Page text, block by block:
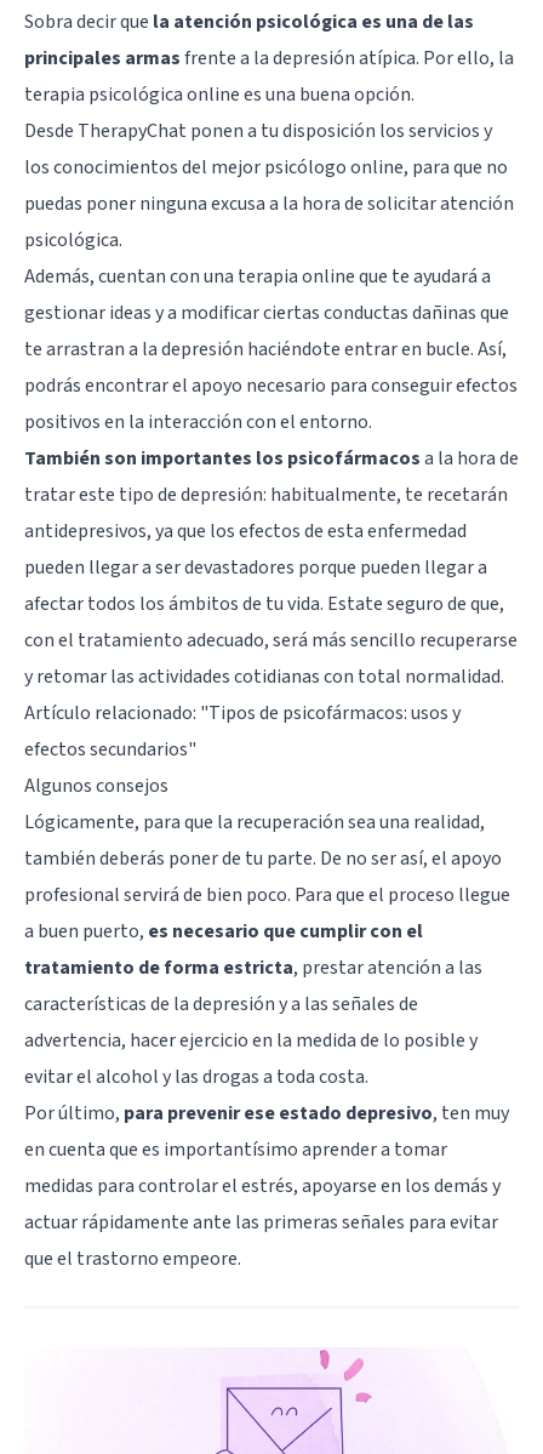
Sobra decir que la atención psicológica es una de las
principales armasfrente a la depresión atípica. Por ello, la
terapia psicológica online es una buena opción.
Desde TherapyChat ponen a tu disposición los servicios y
los conocimientos del mejor psicólogo online, para que no
puedas poner ninguna excusa a la hora de solicitar atención
psicológica.
Además, cuentan con una terapia online que te ayudará a
gestionar ideas y a modificar ciertas conductas dañinas que
te arrastran a la depresión haciéndote entrar en bucle. Así,
podrás encontrar el apoyo necesario para conseguir efectos
positivos en la interacción con el entorno.
También son importantes los psicofármacosa la hora de
tratar este tipo de depresión: habitualmente, te recetarán
antidepresivos, ya que los efectos de esta enfermedad
pueden llegar a ser devastadores porque pueden llegar a
afectar todos los ámbitos de tu vida. Estate seguro de que,
con el tratamiento adecuado, será más sencillo recuperarse
y retomar las actividades cotidianas con total normalidad.
Artículo relacionado: "Tipos de psicofármacos: usos y
efectos secundarios"
Algunos consejos
Lógicamente, para que la recuperación sea una realidad,
también deberás poner de tu parte. De no ser así, el apoyo
profesional servirá de bien poco. Para que el proceso llegue
a buen puerto, es necesario que cumplir con el
tratamiento de forma estricta, prestar atención a las
características de la depresión y a las señales de
advertencia, hacer ejercicio en la medida de lo posible y
evitar el alcohol y las drogas a toda costa.
Por último, para prevenir ese estado depresivo, ten muy
en cuenta que es importantísimo aprender a tomar
medidas para controlar el estrés, apoyarse en los demás y
actuar rápidamente ante las primeras señales para evitar
que el trastorno empeore.